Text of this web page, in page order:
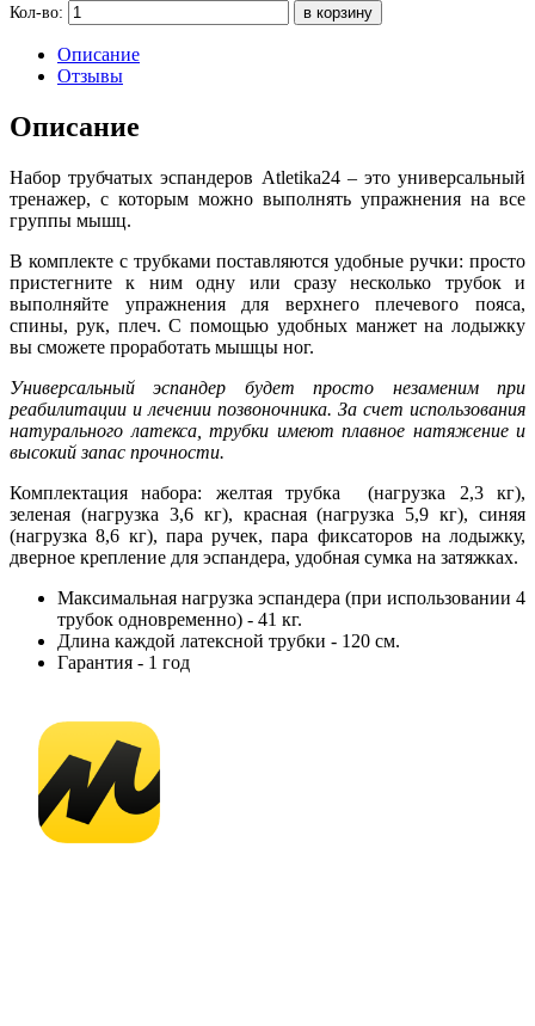
Кол-во:
Описание
Отзывы
Описание
Набор трубчатых эспандеров Atletika24 – это универсальный
тренажер, с которым можно выполнять упражнения на все
группы мышц.
В комплекте с трубками поставляются удобные ручки: просто
пристегните к ним одну или сразу несколько трубок и
выполняйте упражнения для верхнего плечевого пояса,
спины, рук, плеч. С помощью удобных манжет на лодыжку
вы сможете проработать мышцы ног.
Универсальный эспандер будет просто незаменим при
реабилитации и лечении позвоночника. За счет использования
натурального латекса, трубки имеют плавное натяжение и
высокий запас прочности.
Комплектация набора: желтая трубка (нагрузка 2,3 кг),
зеленая (нагрузка 3,6 кг), красная (нагрузка 5,9 кг), синяя
(нагрузка 8,6 кг), пара ручек, пара фиксаторов на лодыжку,
дверное крепление для эспандера, удобная сумка на затяжках.
Максимальная нагрузка эспандера (при использовании 4
трубок одновременно) - 41 кг.
Длина каждой латексной трубки - 120 см.
Гарантия - 1 год